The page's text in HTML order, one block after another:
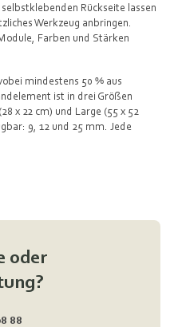
Rückseite lassen
Werkzeug anbringen.
Farben und Stärken
mindestens 50 % aus
ist in drei Größen
x 22 cm) und Large (55 x 52
9, 12 und 25 mm. Jede
oder
88